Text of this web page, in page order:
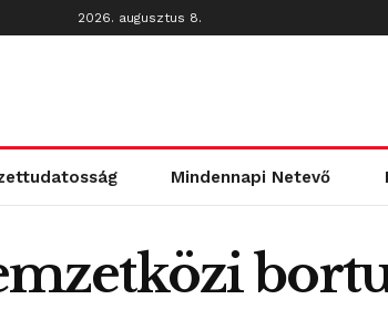
2026. augusztus 8.
Mindennapi Netevő